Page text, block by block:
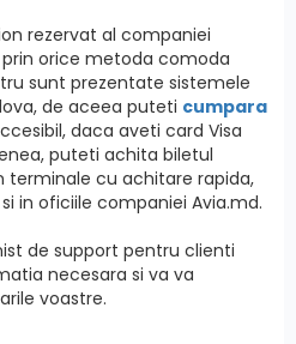
rezervat al companiei
orice metoda comoda
sunt prezentate sistemele
de aceea puteti cumpara
daca aveti card Visa
puteti achita biletul
terminale cu achitare rapida,
in oficiile companiei Avia.md.
de support pentru clienti
necesara si va va
voastre.